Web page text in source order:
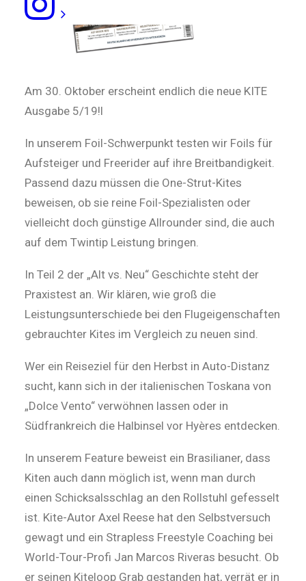
Am 30. Oktober erscheint endlich die neue KITE
Ausgabe 5/19!l
In unserem Foil-Schwerpunkt testen wir Foils für
Aufsteiger und Freerider auf ihre Breitbandigkeit.
Passend dazu müssen die One-Strut-Kites
beweisen, ob sie reine Foil-Spezialisten oder
vielleicht doch günstige Allrounder sind, die auch
auf dem Twintip Leistung bringen.
In Teil 2 der „Alt vs. Neu“ Geschichte steht der
Praxistest an. Wir klären, wie groß die
Leistungsunterschiede bei den Flugeigenschaften
gebrauchter Kites im Vergleich zu neuen sind.
Wer ein Reiseziel für den Herbst in Auto-Distanz
sucht, kann sich in der italienischen Toskana von
„Dolce Vento“ verwöhnen lassen oder in
Südfrankreich die Halbinsel vor Hyères entdecken.
In unserem Feature beweist ein Brasilianer, dass
Kiten auch dann möglich ist, wenn man durch
einen Schicksalsschlag an den Rollstuhl gefesselt
ist. Kite-Autor Axel Reese hat den Selbstversuch
gewagt und ein Strapless Freestyle Coaching bei
World-Tour-Profi Jan Marcos Riveras besucht. Ob
er seinen Kiteloop Grab gestanden hat, verrät er in